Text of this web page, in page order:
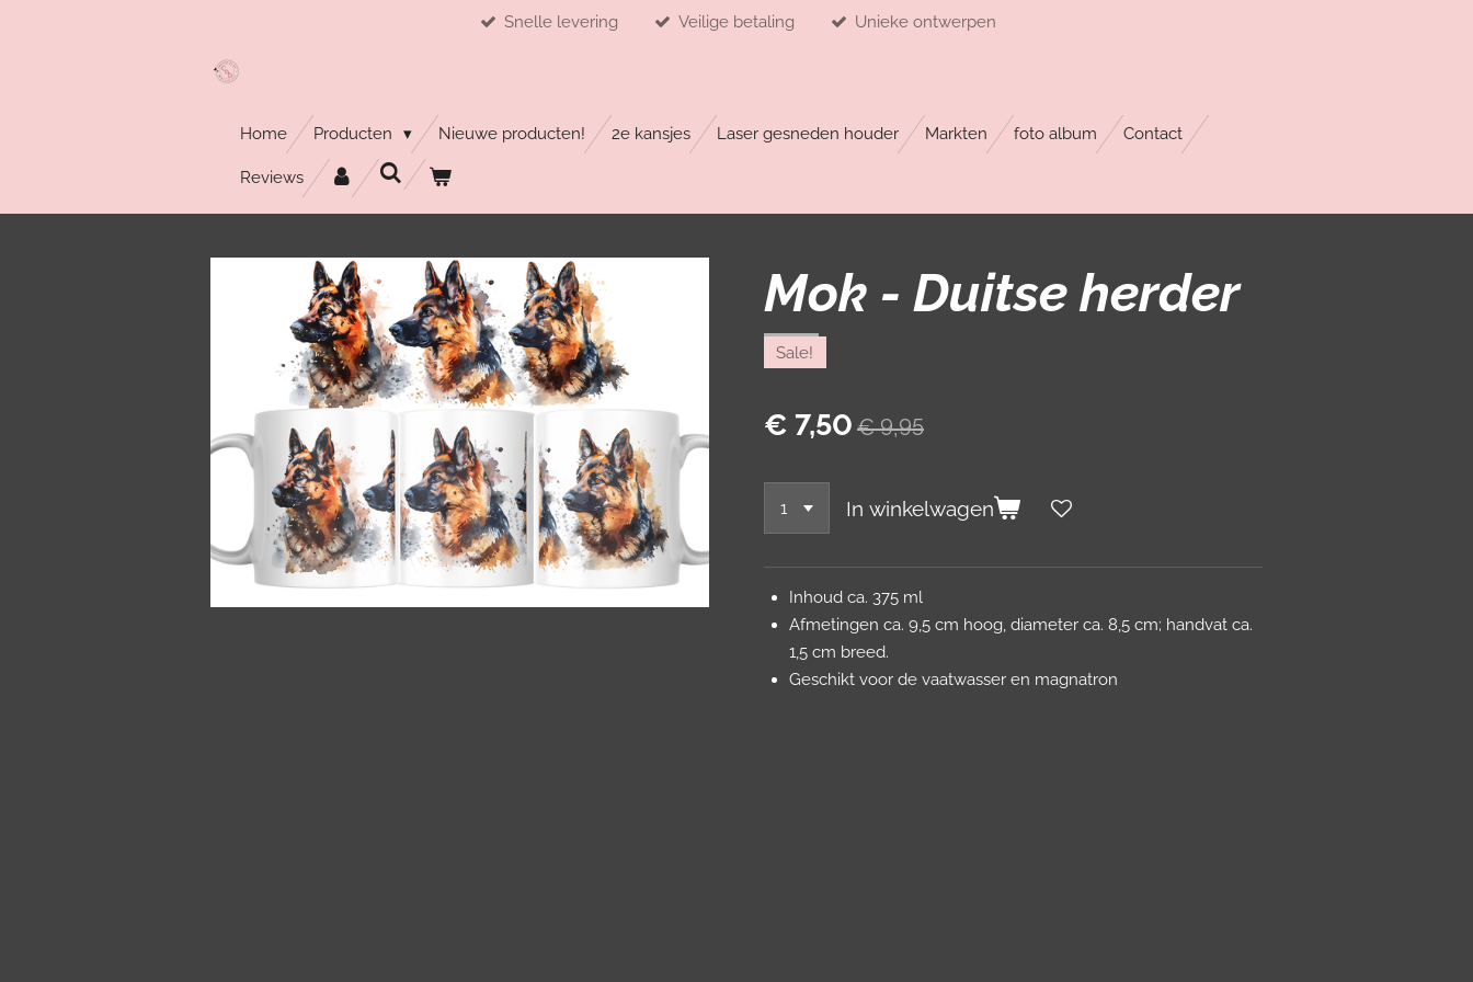
Snelle levering Veilige betaling Unieke ontwerpen
Home Producten Nieuwe producten! 2e kansjes Laser gesneden houder Markten foto album Contact
Reviews
Mok - Duitse herder
Sale!
€ 7,50 € 9,95
In winkelwagen
Inhoud ca. 375 ml
Afmetingen ca. 9,5 cm hoog, diameter ca. 8,5 cm; handvat ca.
1,5 cm breed.
Geschikt voor de vaatwasser en magnatron